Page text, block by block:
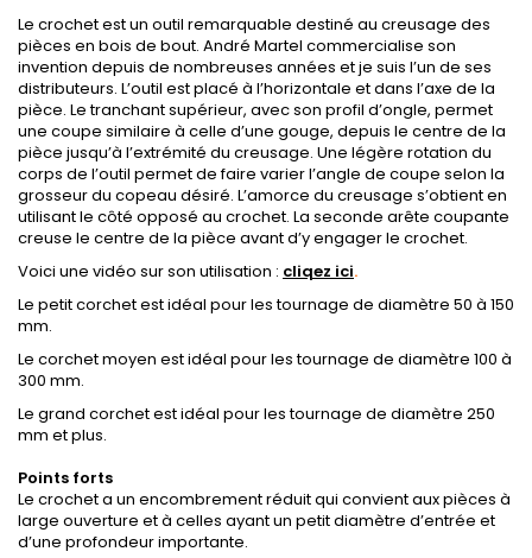
Le crochet est un outil remarquable destiné au creusage des
pièces en bois de bout. André Martel commercialise son
invention depuis de nombreuses années et je suis l’un de ses
distributeurs. L’outil est placé à l’horizontale et dans l’axe de la
pièce. Le tranchant supérieur, avec son profil d’ongle, permet
une coupe similaire à celle d’une gouge, depuis le centre de la
pièce jusqu’à l’extrémité du creusage. Une légère rotation du
corps de l’outil permet de faire varier l’angle de coupe selon la
grosseur du copeau désiré. L’amorce du creusage s’obtient en
utilisant le côté opposé au crochet. La seconde arête coupante
creuse le centre de la pièce avant d’y engager le crochet.
Voici une vidéo sur son utilisation : cliqez ici.
Le petit corchet est idéal pour les tournage de diamètre 50 à 150
mm.
Le corchet moyen est idéal pour les tournage de diamètre 100 à
300 mm.
Le grand corchet est idéal pour les tournage de diamètre 250
mm et plus.
Points forts
Le crochet a un encombrement réduit qui convient aux pièces à
large ouverture et à celles ayant un petit diamètre d’entrée et
d’une profondeur importante.